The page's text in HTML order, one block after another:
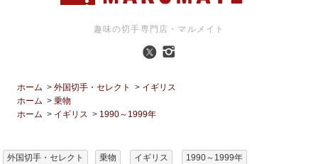
趣味の切手専門店・マルメイト
ホーム >外国切手・セレクト > イギリス
ホーム >乗物
ホーム > イギリス > 1990～1999年
外国切手・セレクト 乗物 イギリス 1990～1999年